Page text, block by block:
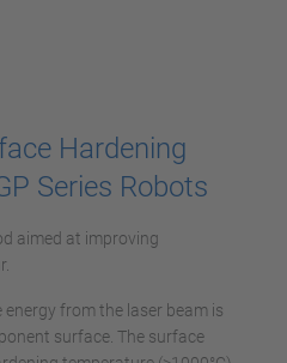
Hardening
Series Robots
aimed at improving
from the laser beam is
surface. The surface